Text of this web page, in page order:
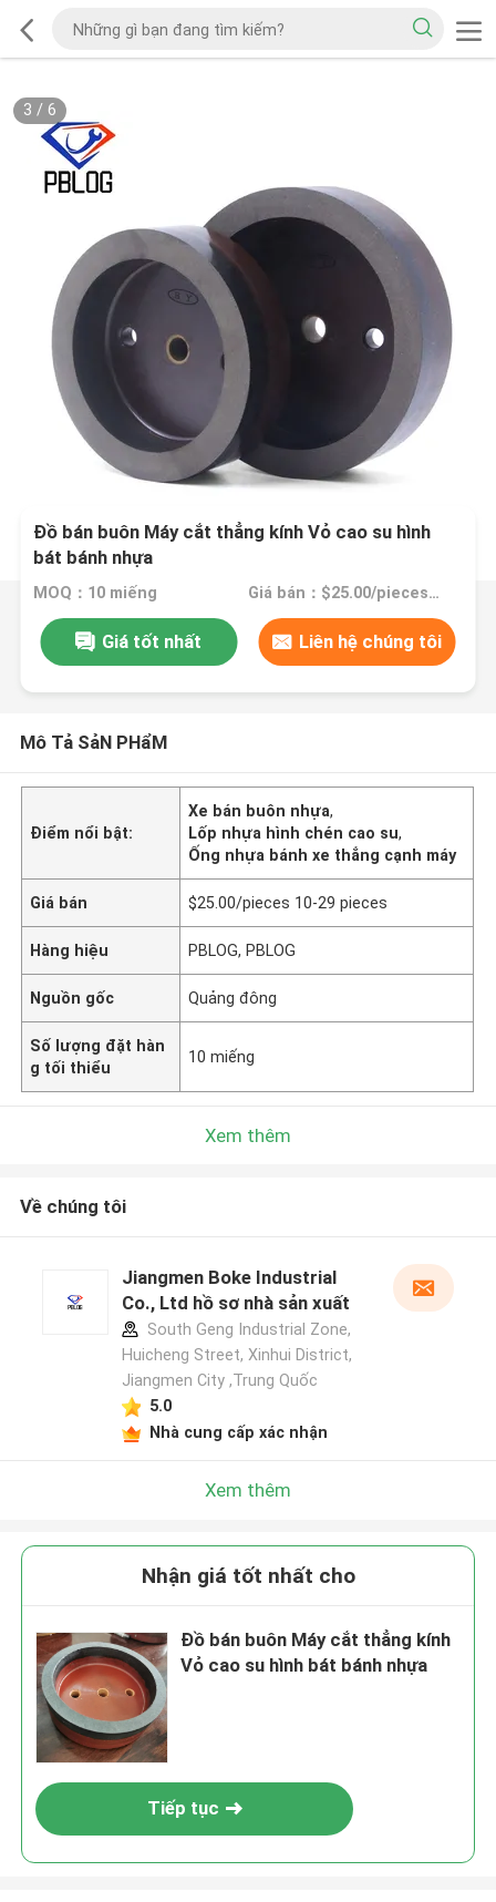
3 / 6
Đồ bán buôn Máy cắt thẳng kính Vỏ cao su hình
bát bánh nhựa
MOQ：10 miếng Giá bán：$25.00/pieces 10-29 pieces
Giá tốt nhất Liên hệ chúng tôi
Mô Tả SảN PHẩM
Điểm nổi bật:
Xe bán buôn nhựa,
Lốp nhựa hình chén cao su,
Ống nhựa bánh xe thẳng cạnh máy
Giá bán $25.00/pieces 10-29 pieces
Hàng hiệu PBLOG, PBLOG
Nguồn gốc Quảng đông
Số lượng đặt hàn
g tối thiểu
10 miếng
Xem thêm
Về chúng tôi
Jiangmen Boke Industrial
Co., Ltd hồ sơ nhà sản xuất
South Geng Industrial Zone,
Huicheng Street, Xinhui District,
Jiangmen City ,Trung Quốc
5.0
Nhà cung cấp xác nhận
Xem thêm
Nhận giá tốt nhất cho
Đồ bán buôn Máy cắt thẳng kính
Vỏ cao su hình bát bánh nhựa
Tiếp tục